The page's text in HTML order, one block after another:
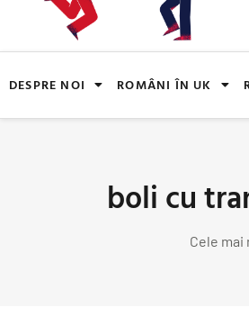
DESPRE NOI ROMÂNI ÎN UK
boli cu
Cele mai